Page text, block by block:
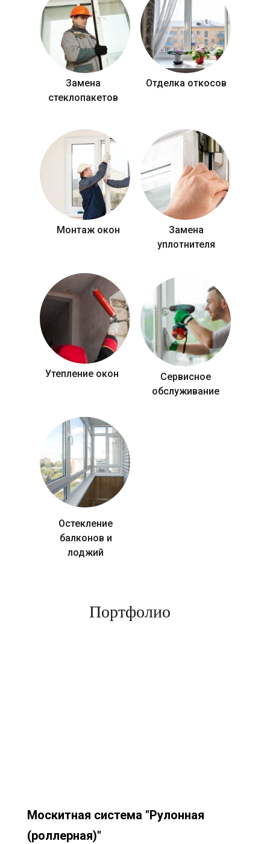
Замена
стеклопакетов
Отделка откосов
Монтаж окон
Замена
уплотнителя
Утепление окон
Сервисное
обслуживание
Остекление
балконов и
лоджий
Портфолио
Москитная система "Рулонная
(роллерная)"